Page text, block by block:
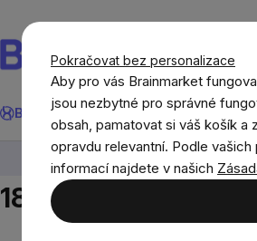
Pokračovat bez personalizace
Aby pro vás Brainmarket
jsou nezbytné pro správné
obsah, pamatovat si váš košík a
opravdu relevantní. Podle
informací najdete v našich
obsah
BrainMax® Léto Ušetři Cíle
Doplňky stravy a výživa
180 rostlinných